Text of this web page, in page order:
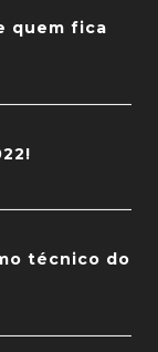
quem fica
técnico do